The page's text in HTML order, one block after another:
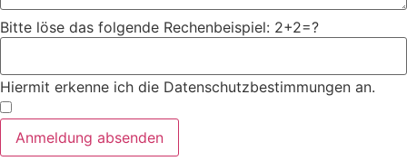
Bitte löse das folgende Rechenbeispiel: 2+2=?
Hiermit erkenne ich die Datenschutzbestimmungen an.
Anmeldung absenden